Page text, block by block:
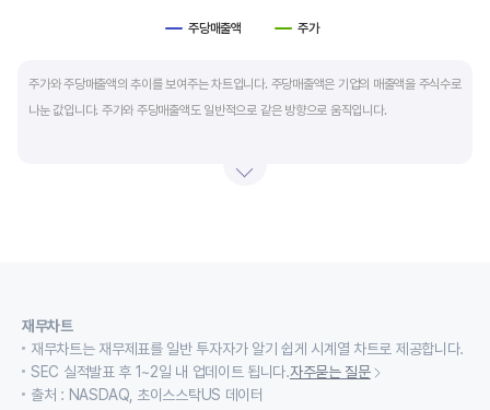
주당매출액 주가
주가와 주당매출액의 추이를 보여주는 차트입니다. 주당매출액은 기업의 매출액을 주식수로
나눈 값입니다. 주가와 주당매출액도 일반적으로 같은 방향으로 움직입니다.
재무차트
재무차트는 재무제표를 일반 투자자가 알기 쉽게 시계열 차트로 제공합니다.
SEC 실적발표 후 1~2일 내 업데이트 됩니다.자주묻는 질문
출처 : NASDAQ, 초이스스탁US 데이터